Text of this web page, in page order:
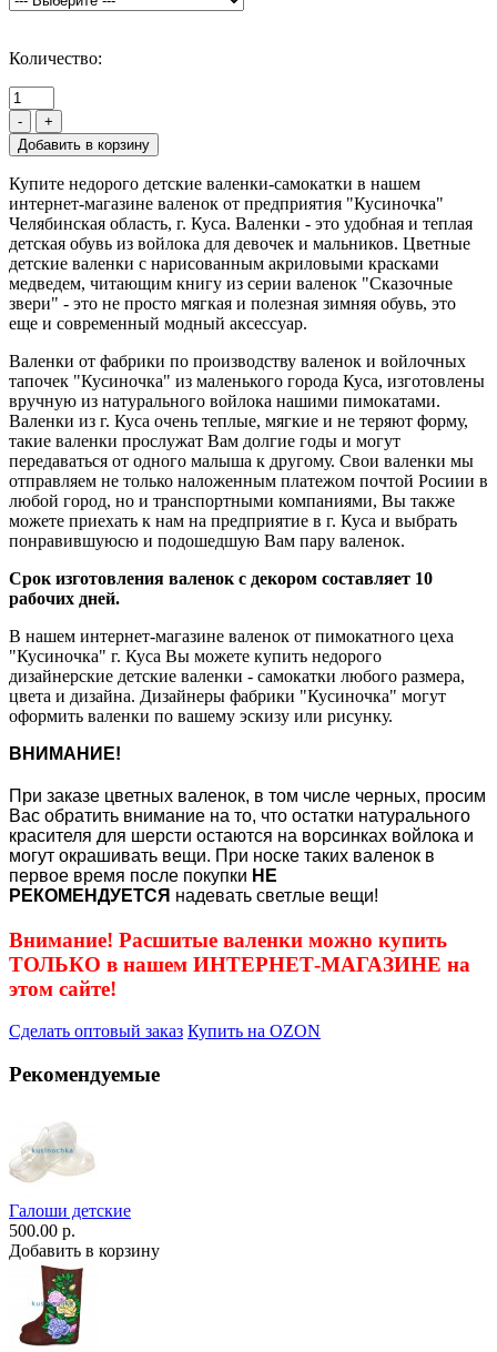
Количество:
- +
Купите недорого детские валенки-самокатки в нашем
интернет-магазине валенок от предприятия "Кусиночка"
Челябинская область, г. Куса. Валенки - это удобная и теплая
детская обувь из войлока для девочек и мальников. Цветные
детские валенки с нарисованным акриловыми красками
медведем, читающим книгу из серии валенок "Сказочные
звери" - это не просто мягкая и полезная зимняя обувь, это
еще и современный модный аксессуар.
Валенки от фабрики по производству валенок и войлочных
тапочек "Кусиночка" из маленького города Куса, изготовлены
вручную из натурального войлока нашими пимокатами.
Валенки из г. Куса очень теплые, мягкие и не теряют форму,
такие валенки прослужат Вам долгие годы и могут
передаваться от одного малыша к другому. Свои валенки мы
отправляем не только наложенным платежом почтой Росиии в
любой город, но и транспортными компаниями, Вы также
можете приехать к нам на предприятие в г. Куса и выбрать
понравившуюсю и подошедшую Вам пару валенок.
Срок изготовления валенок с декором составляет 10
рабочих дней.
В нашем интернет-магазине валенок от пимокатного цеха
"Кусиночка" г. Куса Вы можете купить недорого
дизайнерские детские валенки - самокатки любого размера,
цвета и дизайна. Дизайнеры фабрики "Кусиночка" могут
оформить валенки по вашему эскизу или рисунку.
ВНИМАНИЕ!
При заказе цветных валенок, в том числе черных, просим
Вас обратить внимание на то, что остатки натурального
красителя для шерсти остаются на ворсинках войлока и
могут окрашивать вещи. При носке таких валенок в
первое время после покупки НЕ
РЕКОМЕНДУЕТСЯ надевать светлые вещи!
Внимание! Расшитые валенки можно купить
ТОЛЬКО в нашем ИНТЕРНЕТ-МАГАЗИНЕ на
этом сайте!
Сделать оптовый заказ Купить на OZON
Рекомендуемые
Галоши детские
500.00 р.
Добавить в корзину